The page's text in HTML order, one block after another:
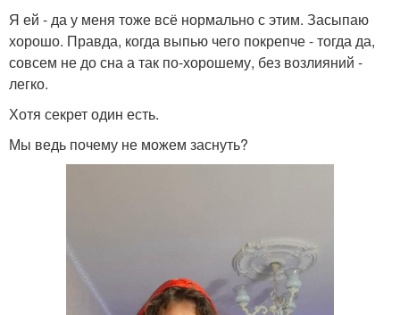
Я ей - да у меня тоже всё нормально с этим. Засыпаю
хорошо. Правда, когда выпью чего покрепче - тогда да,
совсем не до сна а так по-хорошему, без возлияний -
легко.
Хотя секрет один есть.
Мы ведь почему не можем заснуть?